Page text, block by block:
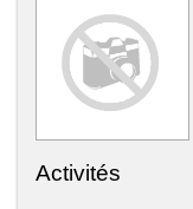
Activités